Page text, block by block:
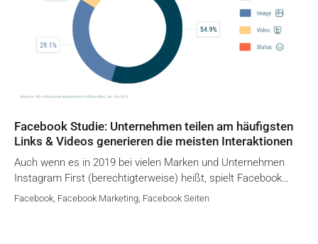
Facebook Studie: Unternehmen teilen am häufigsten
Links & Videos generieren die meisten Interaktionen
Auch wenn es in 2019 bei vielen Marken und Unternehmen
Instagram First (berechtigterweise) heißt, spielt Facebook…
Facebook Facebook Marketing Facebook Seiten